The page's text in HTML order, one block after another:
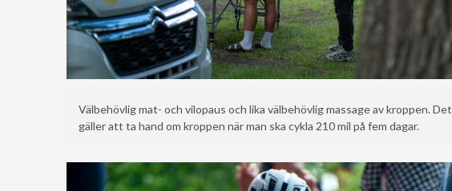
Välbehövlig mat- och vilopaus och lika välbehövlig massage av kroppen. Det
gäller att ta hand om kroppen när man ska cykla 210 mil på fem dagar.